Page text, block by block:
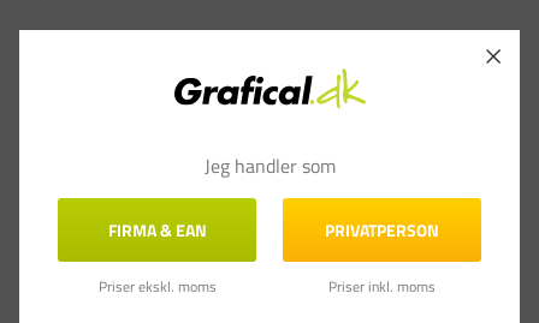
Jeg handler som
FIRMA & EAN
Priser ekskl. moms
PRIVATPERSON
Priser inkl. moms